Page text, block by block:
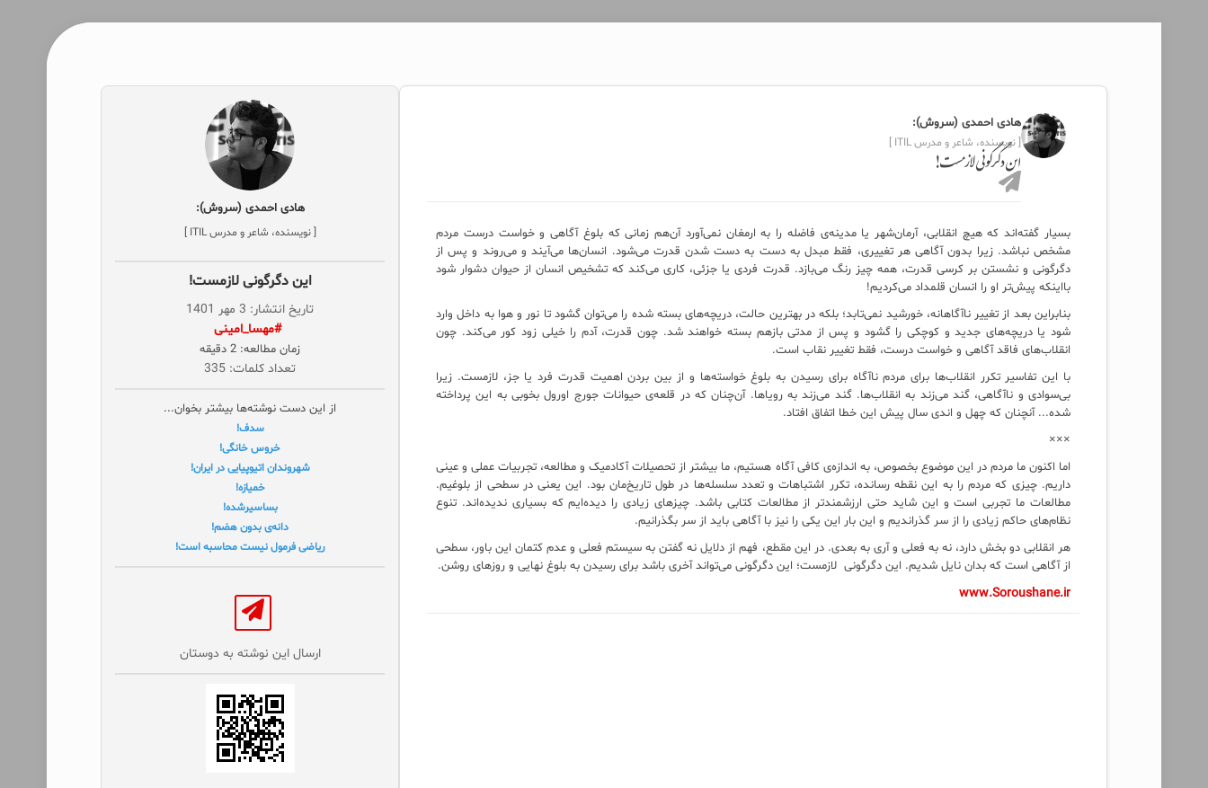
هادی احمدی (سروش):
[ نویسنده، شاعر و مدرس ITIL ]
این دگرگونی لازمست!
بسیار گفته‌اند که هیچ انقلابی، آرمان‌شهر یا مدینه‌ی فاضله را به ارمغان نمی‌آورد آن‌هم زمانی که بلوغ آگاهی و خواست درست مردم
مشخص نباشد. زیرا بدون آگاهی هر تغییری، فقط مبدل به دست به دست شدن قدرت می‌شود. انسان‌ها می‌آیند و می‌روند و پس از
دگرگونی و نشستن بر کرسی قدرت، همه چیز رنگ می‌بازد. قدرت فردی یا جزئی، کاری می‌کند که تشخیص انسان از حیوان دشوار شود
بااینکه پیش‌تر او را انسان قلمداد می‌کردیم!
بنابراین بعد از تغییر ناآگاهانه، خورشید نمی‌تابد؛ بلکه در بهترین حالت، دریچه‌های بسته شده را می‌توان گشود تا نور و هوا به داخل وارد
شود یا دریچه‌های جدید و کوچکی را گشود و پس از مدتی بازهم بسته خواهند شد. چون قدرت، آدم را خیلی زود کور می‌کند. چون
انقلاب‌های فاقد آگاهی‌ و خواست درست، فقط تغییر نقاب است.
با این تفاسیر تکرر انقلاب‌ها برای مردم ناآگاه برای رسیدن به بلوغ خواسته‌ها و از بین بردن اهمیت قدرت فرد یا جز، لازمست. زیرا
بی‌سوادی و ناآگاهی، گند می‌زند به انقلاب‌ها. گند می‌زند به رویاها. آن‌چنان که در قلعه‌ی حیوانات جورج اورول بخوبی به این پرداخته
شده... آنچنان که چهل و اندی سال پیش این خطا اتفاق افتاد.
×××
اما اکنون ما مردم در این موضوع بخصوص، به اندازه‌ی کافی آگاه هستیم، ما بیشتر از تحصیلات آکادمیک و مطالعه، تجربیات عملی و عینی
داریم. چیزی که مردم را به این نقطه رسانده، تکرر اشتباهات و تعدد سلسله‌ها در طول تاریخ‌مان بود. این یعنی در سطحی از بلوغیم.
مطالعات ما تجربی است و این شاید حتی ارزشمندتر از مطالعات کتابی باشد. چیزهای زیادی را دیده‌ایم که بسیاری ندیده‌اند. تنوع
نظام‌های حاکم زیادی را از سر گذراندیم و این بار این یکی را نیز با آگاهی باید از سر بگذرانیم.
هر انقلابی دو بخش دارد، نه به فعلی و آری به بعدی. در این مقطع، فهم از دلايل نه گفتن به سیستم فعلی و عدم کتمان این باور، سطحی
از آگاهی است که بدان نایل شدیم. این دگرگونی لازمست؛ این دگرگونی می‌تواند آخری باشد برای رسیدن به بلوغ نهایی و روزهای روشن.
www.Soroushane.ir
هادی احمدی (سروش):
[ نویسنده، شاعر و مدرس ITIL ]
این دگرگونی لازمست!
تاریخ انتشار: 3 مهر 1401
‌ #مهسا_امینی
زمان مطالعه: 2 دقیقه
تعداد کلمات: 335
از این دست نوشته‌ها بیشتر بخوان...
سدف!
خروس خانگی!
شهروندان اتیوپیایی در ایران!
خمیازه!
بساسیرشده!
دانه‌ی بدون هضم!
ریاضی فرمول نیست محاسبه است!
ارسال این نوشته به دوستان‌